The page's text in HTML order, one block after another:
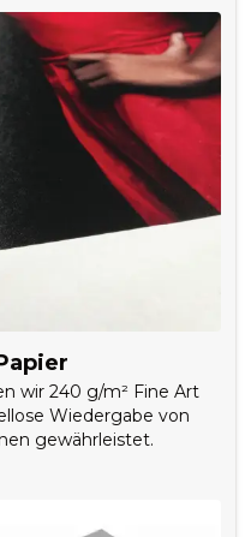
wir 240 g/m² Fine Art
Wiedergabe von
gewährleistet.